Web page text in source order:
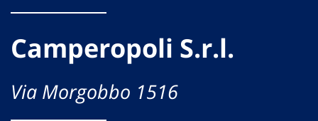
Camperopoli S.r.l.
Via Morgobbo 1516